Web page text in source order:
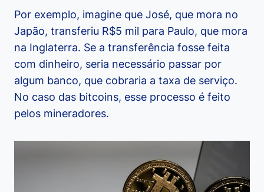
Por exemplo, imagine que José, que mora no
Japão, transferiu R$5 mil para Paulo, que mora
na Inglaterra. Se a transferência fosse feita
com dinheiro, seria necessário passar por
algum banco, que cobraria a taxa de serviço.
No caso das bitcoins, esse processo é feito
pelos mineradores.